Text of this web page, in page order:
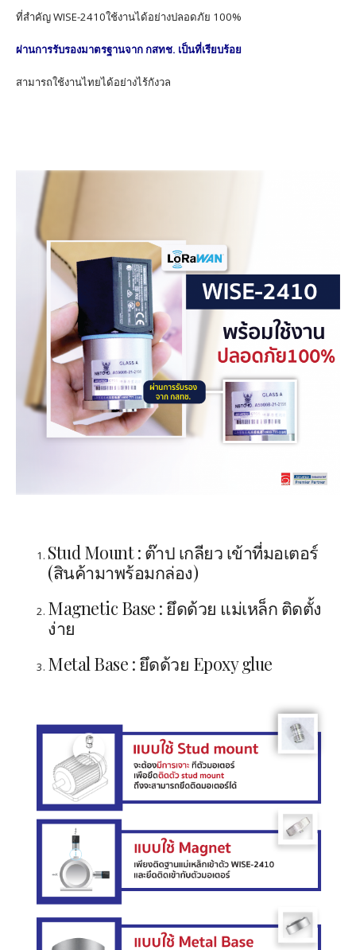
ที่สำคัญ WISE-2410ใช้งานได้อย่างปลอดภัย 100%
ผ่านการรับรองมาตรฐานจาก กสทช. เป็นที่เรียบร้อย
สามารถใช้งานไทยได้อย่างไร้กังวล
Stud Mount : ต๊าป เกลียว เข้าที่มอเตอร์
(สินค้ามาพร้อมกล่อง)
Magnetic Base : ยึดด้วย แม่เหล็ก ติดตั้ง
ง่าย
Metal Base : ยึดด้วย Epoxy glue